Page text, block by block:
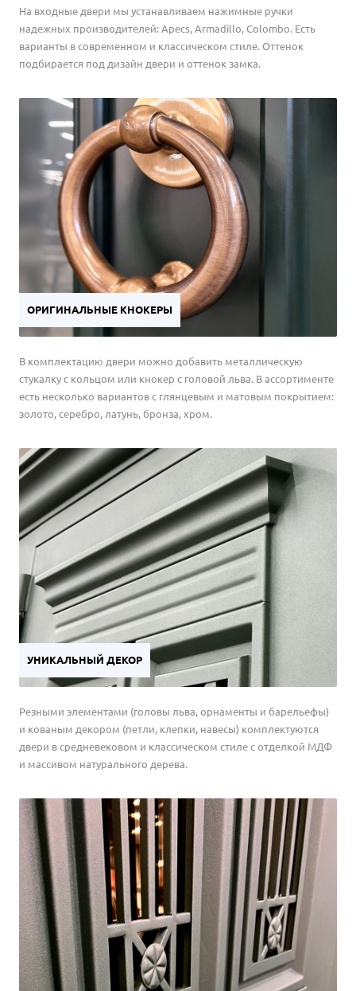
На входные двери мы устанавливаем нажимные ручки
надежных производителей: Apecs, Armadillo, Colombo. Есть
варианты в современном и классическом стиле. Оттенок
подбирается под дизайн двери и оттенок замка.
ОРИГИНАЛЬНЫЕ КНОКЕРЫ
В комплектацию двери можно добавить металлическую
стукалку с кольцом или кнокер с головой льва. В ассортименте
есть несколько вариантов с глянцевым и матовым покрытием:
золото, серебро, латунь, бронза, хром.
УНИКАЛЬНЫЙ ДЕКОР
Резными элементами (головы льва, орнаменты и барельефы)
и кованым декором (петли, клепки, навесы) комплектуются
двери в средневековом и классическом стиле с отделкой МДФ
и массивом натурального дерева.